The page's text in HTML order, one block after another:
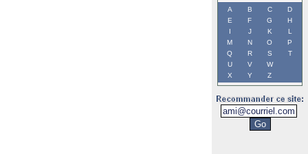
A B C
D
E
F G
H
I
J K
L
M
N O
P
Q
R S
T
U
V
W
X
Y Z